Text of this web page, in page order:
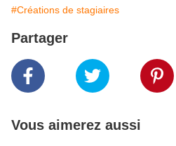
#Créations de stagiaires
Partager
Vous aimerez aussi